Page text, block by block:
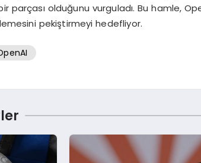
parçası olduğunu vurguladı. Bu hamle,
pekiştirmeyi hedefliyor.